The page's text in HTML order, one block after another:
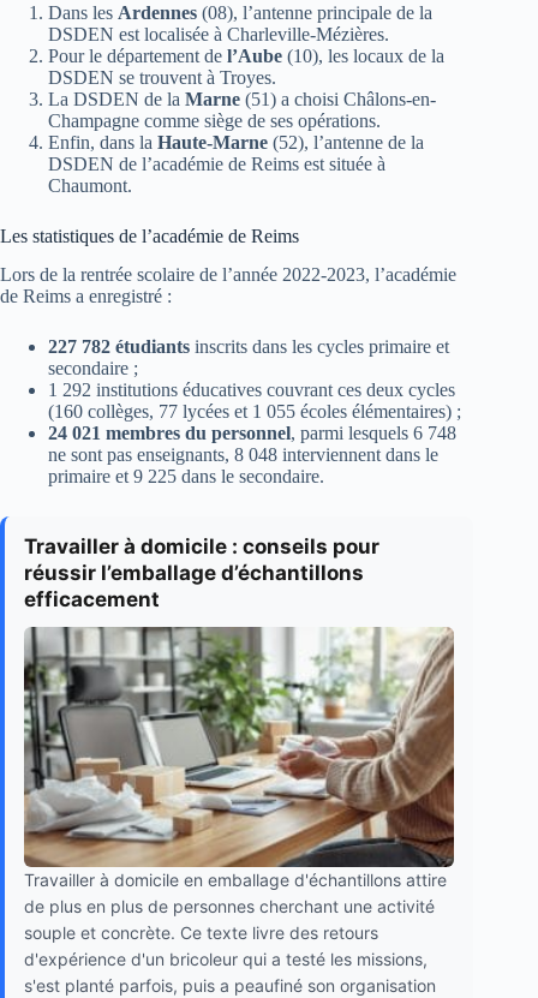
Dans les Ardennes (08), l’antenne principale de la
DSDEN est localisée à Charleville-Mézières.
Pour le département de l’Aube (10), les locaux de la
DSDEN se trouvent à Troyes.
La DSDEN de la Marne (51) a choisi Châlons-en-
Champagne comme siège de ses opérations.
Enfin, dans la Haute-Marne (52), l’antenne de la
DSDEN de l’académie de Reims est située à
Chaumont.
Les statistiques de l’académie de Reims
Lors de la rentrée scolaire de l’année 2022-2023, l’académie
de Reims a enregistré :
227 782 étudiants inscrits dans les cycles primaire et
secondaire ;
1 292 institutions éducatives couvrant ces deux cycles
(160 collèges, 77 lycées et 1 055 écoles élémentaires) ;
24 021 membres du personnel, parmi lesquels 6 748
ne sont pas enseignants, 8 048 interviennent dans le
primaire et 9 225 dans le secondaire.
Travailler à domicile : conseils pour
réussir l’emballage d’échantillons
efficacement
Travailler à domicile en emballage d'échantillons attire
de plus en plus de personnes cherchant une activité
souple et concrète. Ce texte livre des retours
d'expérience d'un bricoleur qui a testé les missions,
s'est planté parfois, puis a peaufiné son organisation